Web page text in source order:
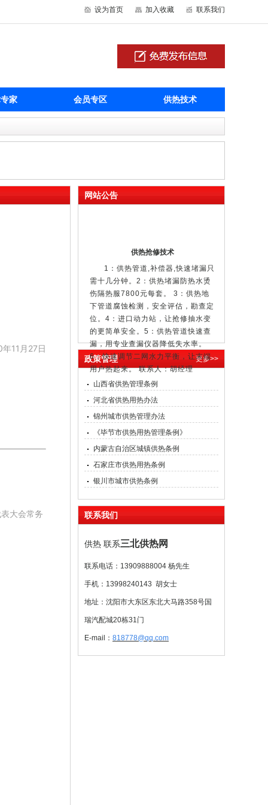
设为首页 加入收藏 联系我们
家 会员专区 供热技术
网站公告
1：供热管道,补偿器,快速堵漏只
需十几分钟。2：供热堵漏防热水烫
伤隔热服7800元每套。 3：供热地
下管道腐蚀检测，安全评估，勘查定
位。4：进口动力站，让抢修抽水变
的更简单安全。5：供热管道快速查
漏，用专业查漏仪器降低失水率。
6：快速调节二网水力平衡，让末端
用户热起来。 联系人：胡经理
13998240143
2026/4/30 11:22:10
政策管理 更多>>
山西省供热管理条例
河北省供热用热办法
锦州城市供热管理办法
《毕节市供热用热管理条例》
内蒙古自治区城镇供热条例
石家庄市供热用热条例
银川市城市供热条例
联系我们
供热 联系三北供热网
联系电话：13909888004 杨先生
手机：13998240143 胡女士
地址：沈阳市大东区东北大马路358号国
瑞汽配城20栋31门
E-mail： 818778@qq.com
11月27日
大会常务